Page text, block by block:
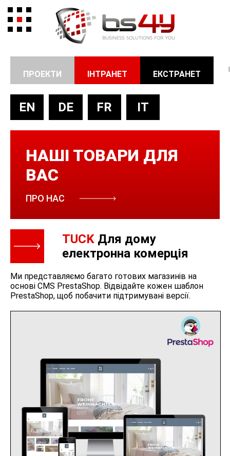
ПРОЕКТИ ІНТРАНЕТ ЕКСТРАНЕТ
НАШІ ТОВАРИ ДЛЯ
ВАС
ПРО НАС
EN DE FR IT
TUCK Для дому
електронна комерція
Ми представляємо багато готових магазинів на
основі CMS PrestaShop. Відвідайте кожен шаблон
PrestaShop, щоб побачити підтримувані версії.